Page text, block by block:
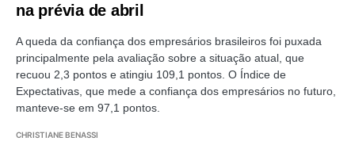
na prévia de abril
A queda da confiança dos empresários brasileiros foi puxada
principalmente pela avaliação sobre a situação atual, que
recuou 2,3 pontos e atingiu 109,1 pontos. O Índice de
Expectativas, que mede a confiança dos empresários no futuro,
manteve-se em 97,1 pontos.
CHRISTIANE BENASSI